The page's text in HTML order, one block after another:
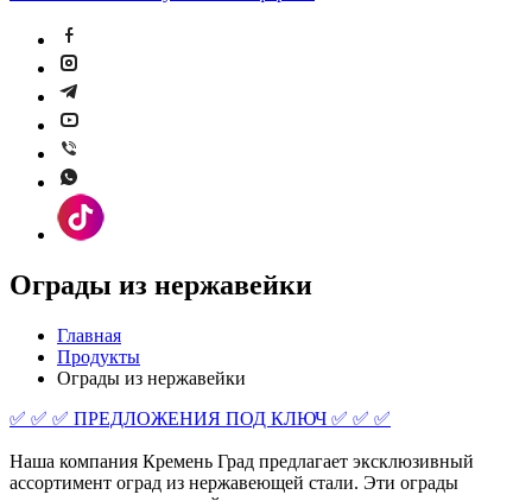
Ограды из нержавейки
Главная
Продукты
Ограды из нержавейки
✅ ✅ ✅ ПРЕДЛОЖЕНИЯ ПОД КЛЮЧ ✅ ✅ ✅
Наша компания Кремень Град предлагает эксклюзивный
ассортимент оград из нержавеющей стали. Эти ограды